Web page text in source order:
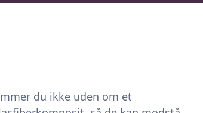
du ikke uden om et